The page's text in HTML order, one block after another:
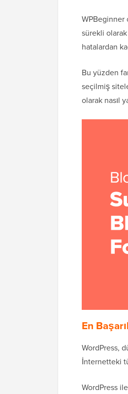
WPBeginner
sürekli
hatalardan
Bu yüzden
seçilmiş
olarak nasıl
En
WordPress,
İnternetteki
WordPress